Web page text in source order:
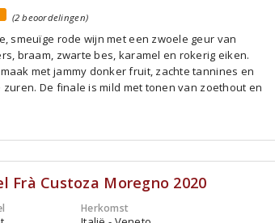
(2 beoordelingen)
smeuïge rode wijn met een zwoele geur van
braam, zwarte bes, karamel en rokerig eiken.
met jammy donker fruit, zachte tannines en
zuren. De finale is mild met tonen van zoethout en
Frà Custoza Moregno 2020
Herkomst